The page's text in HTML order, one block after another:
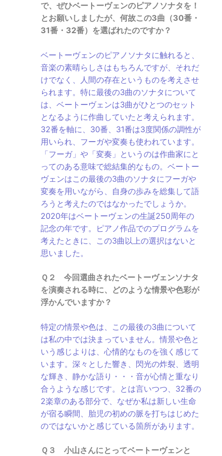
で、ぜひベートーヴェンのピアノソナタを！
とお願いしましたが、何故この3曲（30番・
31番・32番）を選ばれたのですか？
ベートーヴェンのピアノソナタに触れると、
音楽の素晴らしさはもちろんですが、それだ
けでなく、人間の存在というものを考えさせ
られます。特に最後の3曲のソナタについて
は、ベートーヴェンは3曲がひとつのセット
となるように作曲していたと考えられます。
32番を軸に、30番、31番は3度関係の調性が
用いられ、フーガや変奏も使われています。
「フーガ」や「変奏」というのは作曲家にと
ってのある意味で総結集的なもの。ベートー
ヴェンはこの最後の3曲のソナタにフーガや
変奏を用いながら、自身の歩みを総集して語
ろうと考えたのではなかったでしょうか。
2020年はベートーヴェンの生誕250周年の
記念の年です。ピアノ作品でのプログラムを
考えたときに、この3曲以上の選択はないと
思いました。
Ｑ２ 今回選曲されたベートーヴェンソナタ
を演奏される時に、どのような情景や色彩が
浮かんでいますか？
特定の情景や色は、この最後の3曲について
は私の中では決まっていません。情景や色と
いう感じよりは、心情的なものを強く感じて
います。深々とした響き、閃光の炸裂、透明
な輝き、静かな語り・・・音が心情と重なり
合うような感じです。とは言いつつ、32番の
2楽章のある部分で、なぜか私は新しい生命
が宿る瞬間、胎児の初めの脈を打ちはじめた
のではないかと感じている箇所があります。
Ｑ３ 小山さんにとってベートーヴェンと